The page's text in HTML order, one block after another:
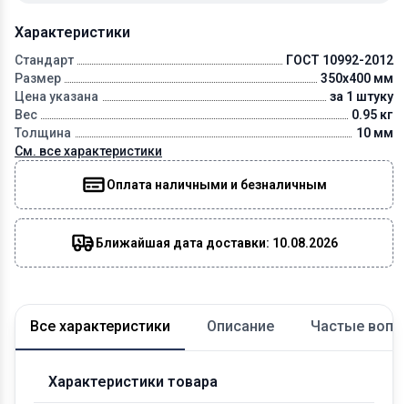
Характеристики
Стандарт
ГОСТ 10992-2012
Размер
350x400 мм
Цена указана
за 1 штуку
Вес
0.95 кг
Толщина
10 мм
См. все характеристики
Оплата наличными и безналичным
Ближайшая дата доставки: 10.08.2026
Все характеристики Описание Частые
Характеристики товара